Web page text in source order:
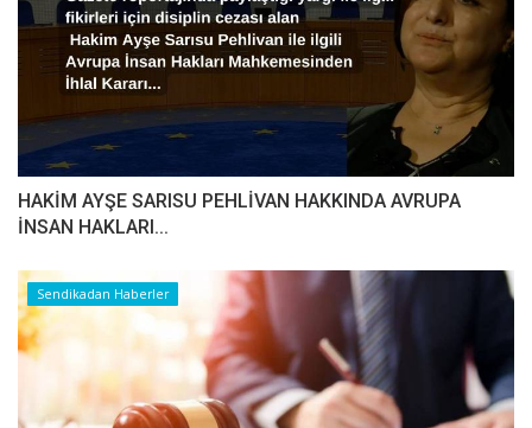
HAKİM AYŞE SARISU PEHLİVAN HAKKINDA AVRUPA
İNSAN HAKLARI...
Sendikadan Haberler